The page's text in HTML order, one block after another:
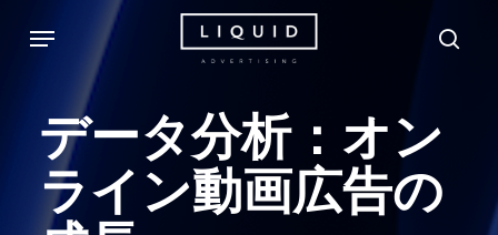
content
Menu
データ分析：オン
ライン動画広告の